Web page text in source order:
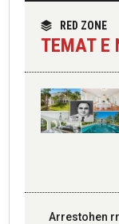
RED ZONE
TEMAT E
Arrestohen